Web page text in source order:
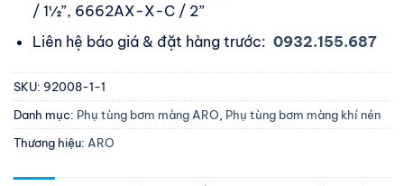
/ 1½”, 6662AX-X-C / 2”
Liên hệ báo giá & đặt hàng trước: 0932.155.687
SKU: 92008-1-1
Danh mục: Phụ tùng bơm màng ARO Phụ tùng bơm màng khí nén
Thương hiệu: ARO